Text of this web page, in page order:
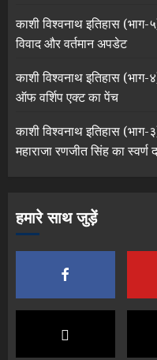
काशी विश्वनाथ इतिहास (भाग-
विवाद और वर्तमान अपडेट
काशी विश्वनाथ इतिहास
ऑफ वर्शिप एक्ट का पेंच
काशी विश्वनाथ इतिहास (भाग-
महाराजा रणजीत सिंह का स्वर्ण
हमारे साथ जुड़ें